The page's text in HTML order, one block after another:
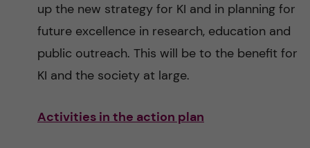
up the new strategy for KI and in planning for
future excellence in research, education and
public outreach. This will be to the benefit for
KI and the society at large.
Activities in the action plan